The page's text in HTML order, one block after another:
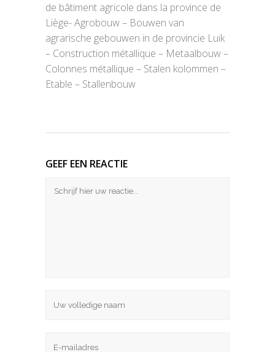
de bâtiment agricole dans la province de
Liège- Agrobouw – Bouwen van
agrarische gebouwen in de provincie Luik
– Construction métallique – Metaalbouw –
Colonnes métallique – Stalen kolommen –
Etable – Stallenbouw
GEEF EEN REACTIE